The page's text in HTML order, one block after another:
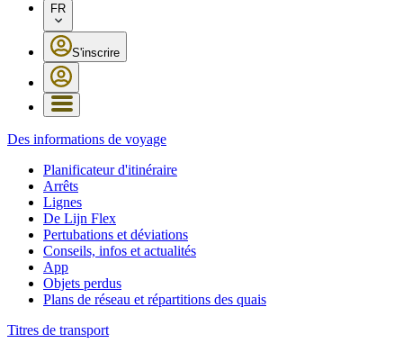
FR
S'inscrire
Des informations de voyage
Planificateur d'itinéraire
Arrêts
Lignes
De Lijn Flex
Pertubations et déviations
Conseils, infos et actualités
App
Objets perdus
Plans de réseau et répartitions des quais
Titres de transport